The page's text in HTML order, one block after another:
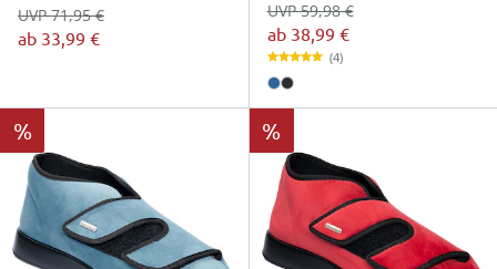
ab 33,99 €
UVP 71,95 €
ab 38,99 €
UVP 59,98 €
(4)
% %